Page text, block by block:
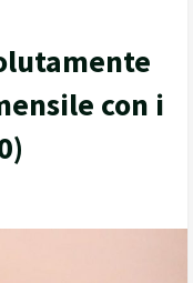
con i